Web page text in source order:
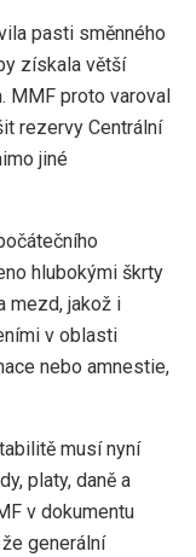
pasti směnného
získala větší
MMF proto varoval
rezervy Centrální
jiné
hlubokými škrty
mezd, jakož i
v oblasti
nebo amnestie,
musí nyní
platy, daně a
v dokumentu
generální